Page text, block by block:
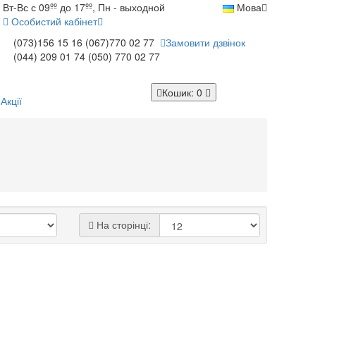
Вт-Вс с 09ºº до 17ºº, Пн - выходной
Мова
Особистий кабінет
(073)156 15 16 (067)770 02 77
(044) 209 01 74 (050) 770 02 77
Замовити дзвінок
Акції
Кошик: 0
На сторінці: